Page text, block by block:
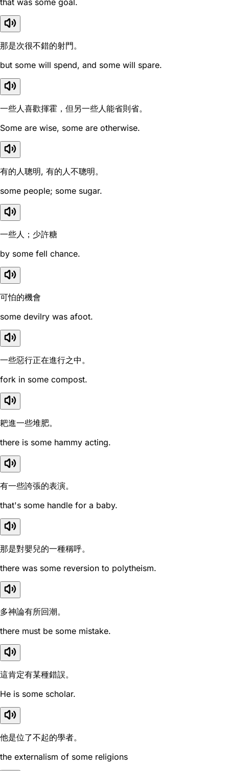
that was some goal.
那是次很不錯的射門。
but some will spend, and some will spare.
一些人喜歡揮霍，但另一些人能省則省。
Some are wise, some are otherwise.
有的人聰明, 有的人不聰明。
some people; some sugar.
一些人；少許糖
by some fell chance.
可怕的機會
some devilry was afoot.
一些惡行正在進行之中。
fork in some compost.
耙進一些堆肥。
there is some hammy acting.
有一些誇張的表演。
that's some handle for a baby.
那是對嬰兒的一種稱呼。
there was some reversion to polytheism.
多神論有所回潮。
there must be some mistake.
這肯定有某種錯誤。
He is some scholar.
他是位了不起的學者。
the externalism of some religions